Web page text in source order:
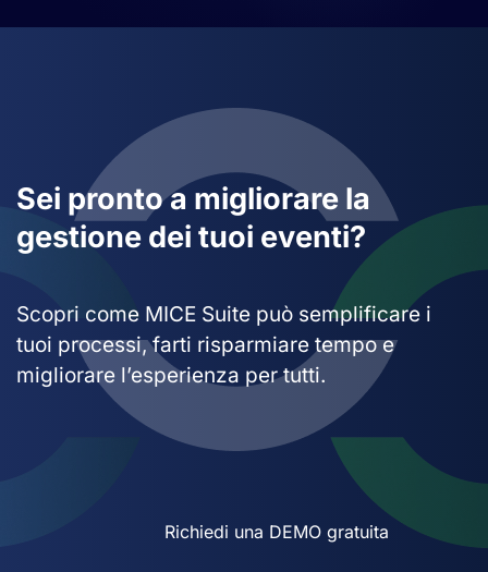
Sei pronto a migliorare la
gestione dei tuoi eventi?
Scopri come MICE Suite può semplificare i
tuoi processi, farti risparmiare tempo e
migliorare l’esperienza per tutti.
Richiedi una DEMO gratuita